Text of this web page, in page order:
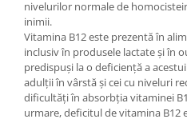
nivelurilor normale de
inimii.
Vitamina B12 este prezentă în
inclusiv în produsele lactate și în
predispuși la o deficiență a
adulții în vârstă și cei cu niveluri
dificultăți în absorbția vitaminei
urmare, deficitul de vitamina B12